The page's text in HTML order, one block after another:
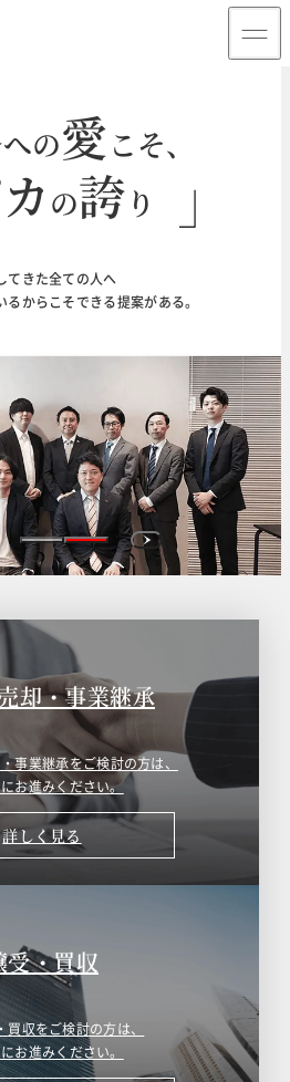
来のために
への愛こそ、
の誇 り
てきた全ての人へ
からこそできる提案がある。
却・事業継承
事業継承をご検討の方は、
お進みください。
詳しく見る
受・買収
買収をご検討の方は、
お進みください。